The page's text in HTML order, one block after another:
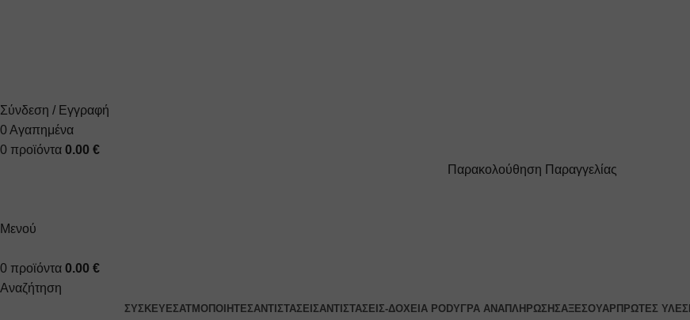
Σύνδεση / Εγγραφή
0 Αγαπημένα
0 προϊόντα 0.00 €
Παρακολούθηση Παραγγελίας
Μενού
0 προϊόντα 0.00 €
Αναζήτηση
ΣΥΣΚΕΥΈΣΑΤΜΟΠΟΙΗΤΈΣΑΝΤΙΣΤΆΣΕΙΣΑΝΤΙΣΤΆΣΕΙΣ-ΔΟΧΕΊΑ PODΥΓΡΆ ΑΝΑΠΛΉΡΩΣΗΣΑΞΕΣΟΥΆΡ ΠΡΏΤΕΣ ΎΛΕΣ